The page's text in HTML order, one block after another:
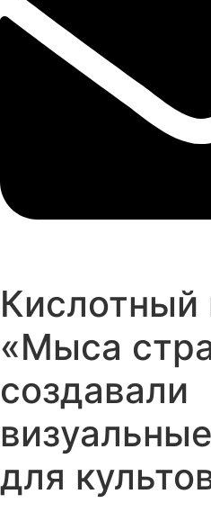
Кислотный
«Мыса
создавали
для